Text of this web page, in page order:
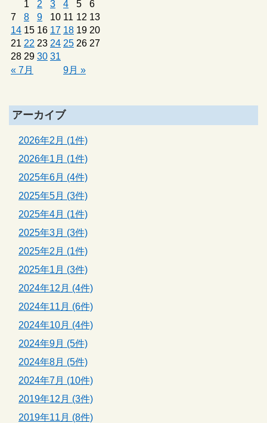
« 7月 9月 »
1 2 3 4 5
6
7
8 9 10 11 12 13
14 15 16 17 18 19 20
21 22 23 24 25 26 27
28 29 30 31
アーカイブ
2026年2月 (1件)
2026年1月 (1件)
2025年6月 (4件)
2025年5月 (3件)
2025年4月 (1件)
2025年3月 (3件)
2025年2月 (1件)
2025年1月 (3件)
2024年12月 (4件)
2024年11月 (6件)
2024年10月 (4件)
2024年9月 (5件)
2024年8月 (5件)
2024年7月 (10件)
2019年12月 (3件)
2019年11月 (8件)